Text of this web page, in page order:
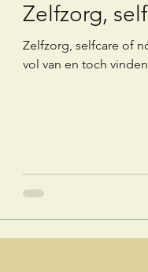
Zelfzorg,
Zelfzorg, selfcare of
vol van en toch